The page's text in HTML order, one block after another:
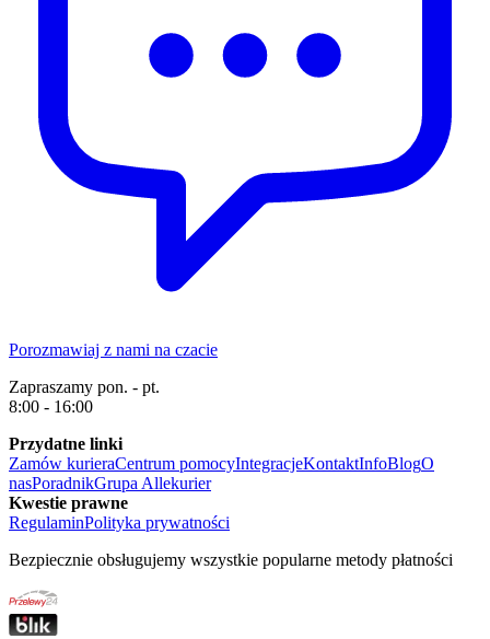
Porozmawiaj z nami na czacie
Zapraszamy pon. - pt.
8:00 - 16:00
Przydatne linki
Zamów kurieraCentrum pomocyIntegracjeKontaktInfoBlogO
nasPoradnikGrupa Allekurier
Kwestie prawne
RegulaminPolityka prywatności
Bezpiecznie obsługujemy wszystkie popularne metody płatności